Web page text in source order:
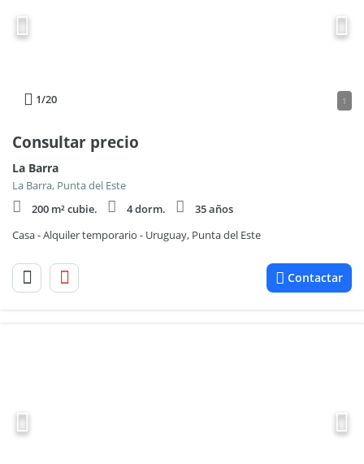
1/20 1
Consultar precio
La Barra
La Barra, Punta del Este
200 m² cubie.
4 dorm.
35 años
Casa - Alquiler temporario - Uruguay, Punta del Este
Contactar